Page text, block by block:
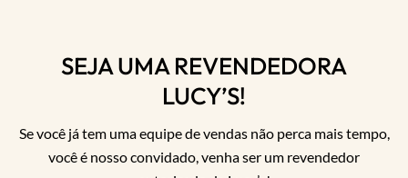
SEJA UMA REVENDEDORA
LUCY’S!
Se você já tem uma equipe de vendas não perca mais tempo,
você é nosso convidado, venha ser um revendedor